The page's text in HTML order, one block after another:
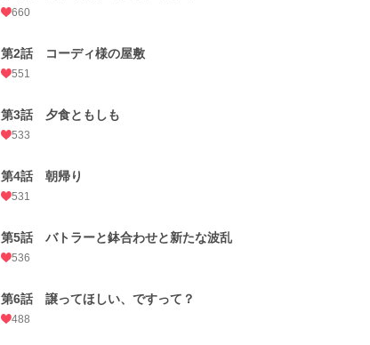
660
第2話 コーディ様の屋敷
551
第3話 夕食ともしも
533
第4話 朝帰り
531
第5話 バトラーと鉢合わせと新たな波乱
536
第6話 譲ってほしい、ですって？
488